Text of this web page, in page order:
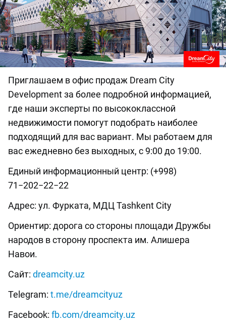
Приглашаем в офис продаж Dream City
Development за более подробной информацией,
где наши эксперты по высококлассной
недвижимости помогут подобрать наиболее
подходящий для вас вариант. Мы работаем для
вас ежедневно без выходных, с 9:00 до 19:00.
Единый информационный центр: (+998)
71−202−22−22
Адрес: ул. Фурката, МДЦ Tashkent City
Ориентир: дорога со стороны площади Дружбы
народов в сторону проспекта им. Алишера
Навои.
Сайт: dreamcity.uz
Telegram: t.me/dreamcityuz
Facebook: fb.com/dreamcity.uz